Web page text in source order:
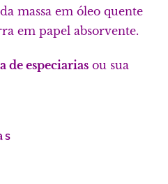
massa em óleo quente
em papel absorvente.
de especiarias ou sua